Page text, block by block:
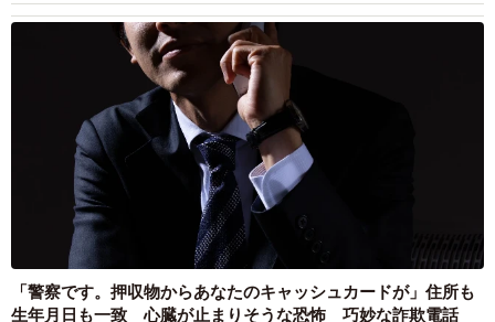
「警察です。押収物からあなたのキャッシュカードが」住所も
生年月日も一致 心臓が止まりそうな恐怖 巧妙な詐欺電話